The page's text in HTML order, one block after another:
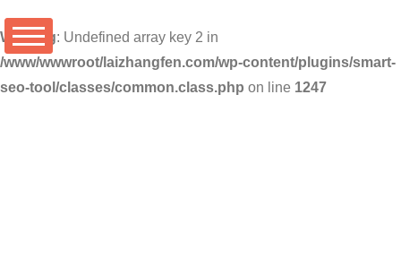
Warning: Undefined array key 2 in
/www/wwwroot/laizhangfen.com/wp-content/plugins/smart-
seo-tool/classes/common.class.php on line 1247